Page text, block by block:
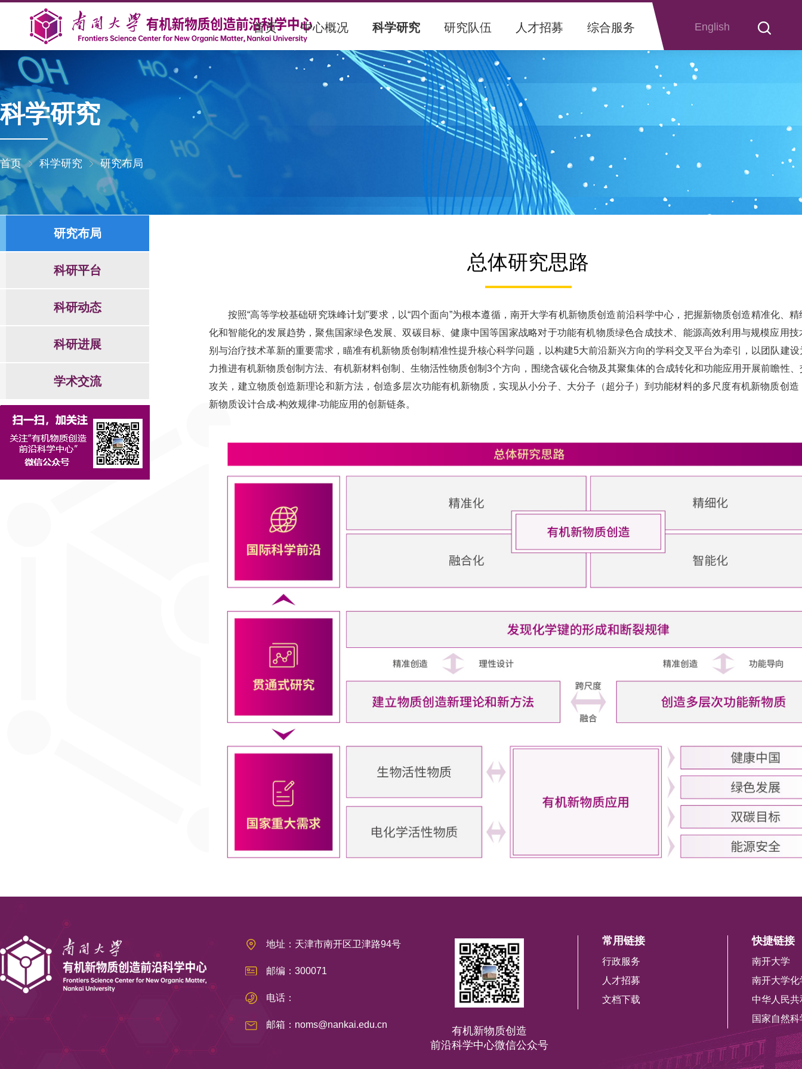
首页 中心概况 科学研究 研究队伍 人才招募 综合服务 English
科学研究
首页 科学研究 研究布局
研究布局
科研平台
科研动态
科研进展
学术交流
总体研究思路
按照“高等学校基础研究珠峰计划”要求，以“四个面向”为根本遵循，南开大学有机新物质创造前沿科学中心，把握新物质创造精准化、
化和智能化的发展趋势，聚焦国家绿色发展、双碳目标、健康中国等国家战略对于功能有机物质绿色合成技术、能源高效利用与规模应用技
别与治疗技术革新的重要需求，瞄准有机新物质创制精准性提升核心科学问题，以构建5大前沿新兴方向的学科交叉平台为牵引，以团队建
力推进有机新物质创制方法、有机新材料创制、生物活性物质创制3个方向，围绕含碳化合物及其聚集体的合成转化和功能应用开展前瞻性
攻关，建立物质创造新理论和新方法，创造多层次功能有机新物质，实现从小分子、大分子（超分子）到功能材料的多尺度有机新物质创造
新物质设计合成-构效规律-功能应用的创新链条。
地址：天津市南开区卫津路94号
邮编：300071
电话：
邮箱：noms@nankai.edu.cn
有机新物质创造
前沿科学中心微信公众号
快捷链接
南开大学
南开大学化
中华人民
国家自然
常用链接
行政服务
人才招募
文档下载